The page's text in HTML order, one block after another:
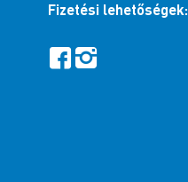
Fizetési lehetőségek: